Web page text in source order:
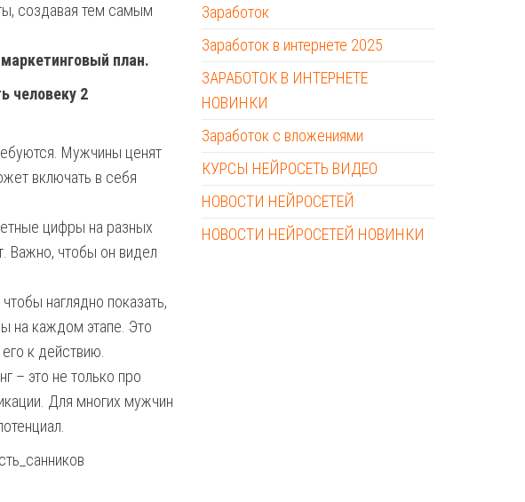
создавая тем самым
план.
человеку 2
Мужчины ценят
включать в себя
цифры на разных
Важно, чтобы он видел
наглядно показать,
на каждом этапе. Это
к действию.
– это не только про
Для многих мужчин
Заработок
Заработок в интернете 2025
ЗАРАБОТОК В ИНТЕРНЕТЕ
НОВИНКИ
Заработок с вложениями
КУРСЫ НЕЙРОСЕТЬ ВИДЕО
НОВОСТИ НЕЙРОСЕТЕЙ
НОВОСТИ НЕЙРОСЕТЕЙ НОВИНКИ